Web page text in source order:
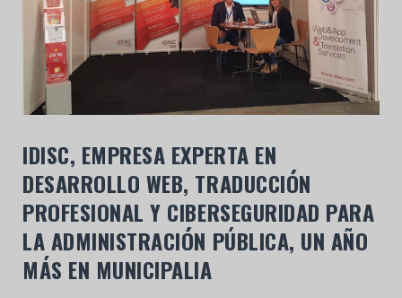
IDISC, EMPRESA EXPERTA EN
DESARROLLO WEB, TRADUCCIÓN
PROFESIONAL Y CIBERSEGURIDAD PARA
LA ADMINISTRACIÓN PÚBLICA, UN AÑO
MÁS EN MUNICIPALIA